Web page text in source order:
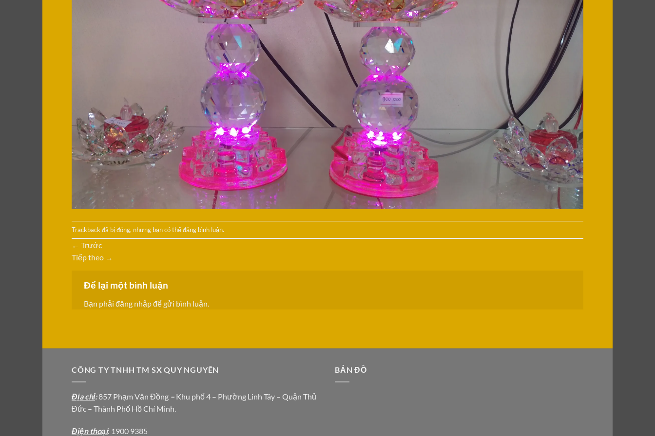
Trackback đã bị đóng, nhưng bạn có thểđăng bình luận.
← Trước
Tiếp theo →
Để lại một bình luận
Bạn phải đăng nhậpđể gửi bình luận.
CÔNG TY TNHH TM SX QUY NGUYÊN
Địa chỉ:857 Phạm Văn Đồng – Khu phố 4 – Phường Linh Tây – Quận Thủ
Đức – Thành Phố Hồ Chí Minh.
Địện thoại: 1900 9385
BẢN ĐỒ